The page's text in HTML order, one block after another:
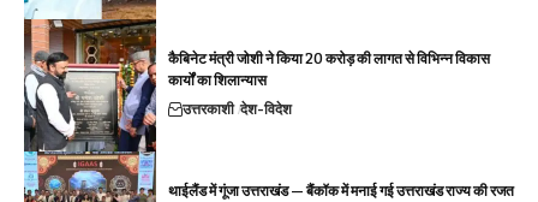
कैबिनेट मंत्री जोशी ने किया 20 करोड़ की लागत से विभिन्न विकास
कार्यों का शिलान्यास
उत्तरकाशी देश-विदेश
थाईलैंड में गूंजा उत्तराखंड — बैंकॉक में मनाई गई उत्तराखंड राज्य की रजत